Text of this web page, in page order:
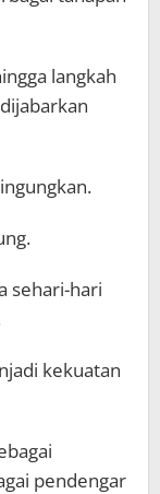
langkah
sehari-hari
kekuatan
pendengar